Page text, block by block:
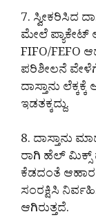
7. ಸ್ವೀಕರಿಸಿದ
ಮೇಲೆ ಪ್ಯಾಕೇಟ್
FIFO/FEFO
ಪರಿಶೀಲನೆ
ದಾಸ್ತಾನು
ಇಡತಕ್ಕದ್ದು.
8. ದಾಸ್ತಾನು
ರಾಗಿ ಹೆಲ್
ಕೆಡದಂತೆ
ಸಂರಕ್ಷಿಸಿ
ಆಗಿರುತ್ತದೆ.